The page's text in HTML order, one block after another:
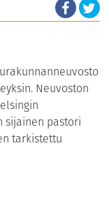
Neuvoston
sijainen pastori
tarkistettu